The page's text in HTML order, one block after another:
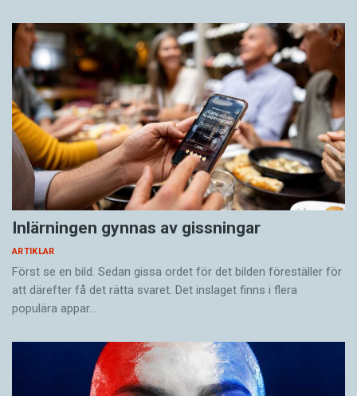
Inlärningen gynnas av gissningar
ARTIKLAR
Först se en bild. Sedan gissa ordet för det bilden föreställer för
att därefter få det rätta svaret. Det inslaget finns i flera
populära appar…